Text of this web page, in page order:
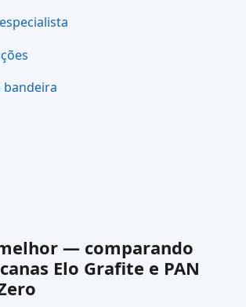
bandeira
— comparando
Elo Grafite e PAN